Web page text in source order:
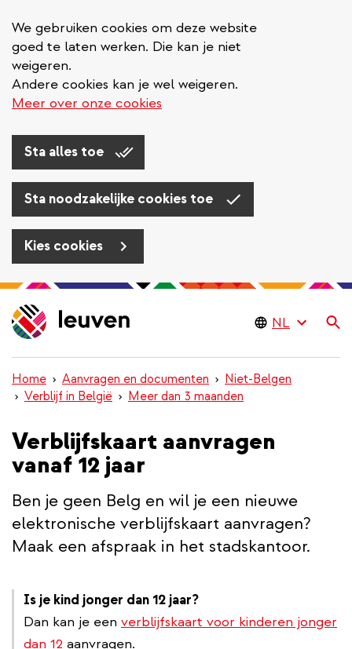
We gebruiken cookies om deze website
goed te laten werken. Die kan je niet
weigeren.
Andere cookies kan je wel weigeren.
Meer over onze cookies
Sta alles toe
Sta noodzakelijke cookies toe
Kies cookies
Overslaan
en
naar
inhoud
gaan
Home Aanvragen en documenten
Niet-Belgen
Verblijf in België
Meer dan 3 maanden
Verblijfskaart aanvragen
vanaf 12 jaar
Ben je geen Belg en wil je een nieuwe
elektronische verblijfskaart aanvragen?
Maak een afspraak in het stadskantoor.
Is je kind jonger dan 12 jaar?
Dan kan je een verblijfskaart voor kinderen jonger
dan 12 aanvragen.